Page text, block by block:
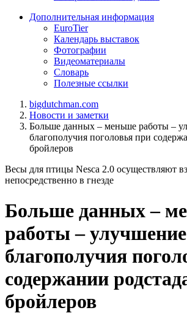
Дополнительная информация
EuroTier
Календарь выставок
Фотографии
Видеоматериалы
Словарь
Полезные ссылки
bigdutchman.com
Новости и заметки
Больше данных – меньше работы –
благополучия поголовья при
бройлеров
Весы для птицы Nesca 2.0 осуществляют
непосредственно в гнезде
Больше данных –
работы – улучшение
благополучия
содержании
бройлеров